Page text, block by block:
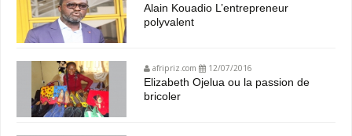
Alain Kouadio L’entrepreneur
polyvalent
afripriz.com 12/07/2016
Elizabeth Ojelua ou la passion de
bricoler